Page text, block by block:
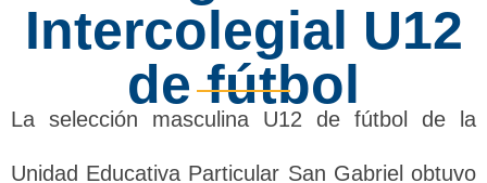
Intercolegial U12
de fútbol
La selección masculina U12 de fútbol de la
Unidad Educativa Particular San Gabriel obtuvo